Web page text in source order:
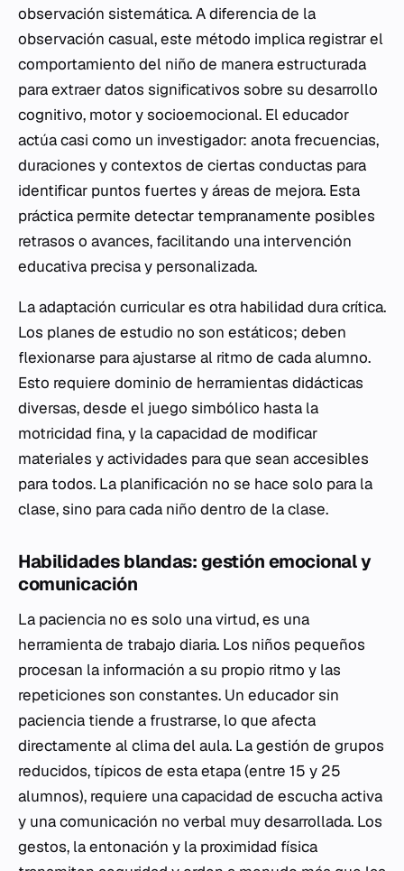
observación sistemática. A diferencia de la
observación casual, este método implica registrar el
comportamiento del niño de manera estructurada
para extraer datos significativos sobre su desarrollo
cognitivo, motor y socioemocional. El educador
actúa casi como un investigador: anota frecuencias,
duraciones y contextos de ciertas conductas para
identificar puntos fuertes y áreas de mejora. Esta
práctica permite detectar tempranamente posibles
retrasos o avances, facilitando una intervención
educativa precisa y personalizada.
La adaptación curricular es otra habilidad dura crítica.
Los planes de estudio no son estáticos; deben
flexionarse para ajustarse al ritmo de cada alumno.
Esto requiere dominio de herramientas didácticas
diversas, desde el juego simbólico hasta la
motricidad fina, y la capacidad de modificar
materiales y actividades para que sean accesibles
para todos. La planificación no se hace solo para la
clase, sino para cada niño dentro de la clase.
Habilidades blandas: gestión emocional y
comunicación
La paciencia no es solo una virtud, es una
herramienta de trabajo diaria. Los niños pequeños
procesan la información a su propio ritmo y las
repeticiones son constantes. Un educador sin
paciencia tiende a frustrarse, lo que afecta
directamente al clima del aula. La gestión de grupos
reducidos, típicos de esta etapa (entre 15 y 25
alumnos), requiere una capacidad de escucha activa
y una comunicación no verbal muy desarrollada. Los
gestos, la entonación y la proximidad física